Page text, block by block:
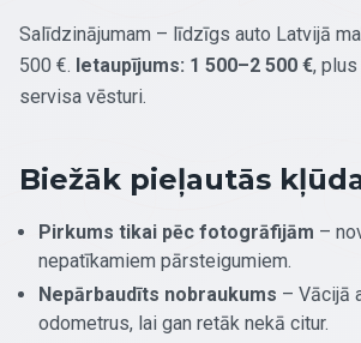
Salīdzinājumam – līdzīgs auto Latvijā
500 €. Ietaupījums: 1 500–2 500 €,
servisa vēsturi.
Biežāk pieļautās
Pirkums tikai pēc fotogrāfijām –
nepatīkamiem pārsteigumiem.
Nepārbaudīts nobraukums – Vācijā
odometrus, lai gan retāk nekā citur.